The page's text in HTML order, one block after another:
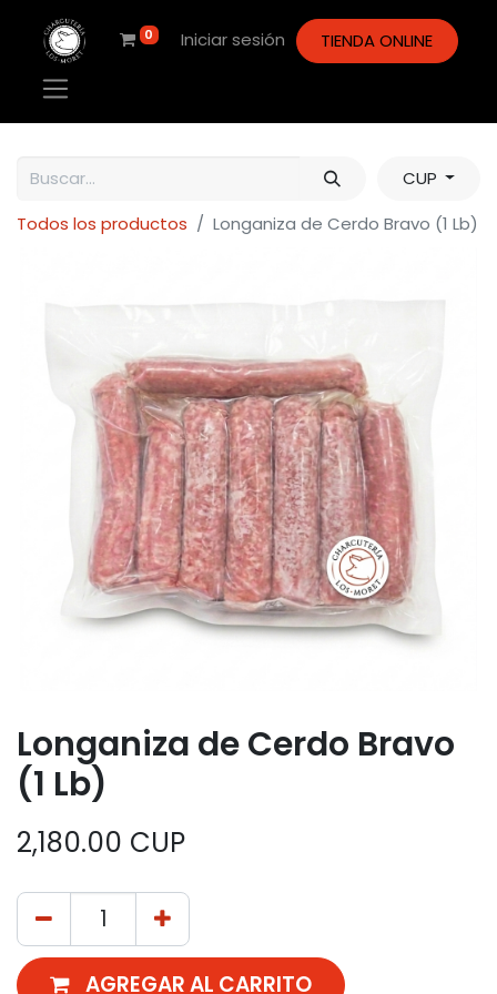
0 Iniciar sesión TIENDA ONLINE
CUP
Todos los productos
Longaniza de Cerdo Bravo (1 Lb)
Longaniza de Cerdo Bravo
(1 Lb)
2,180.00 CUP
AGREGAR AL CARRITO